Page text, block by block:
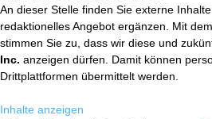
An dieser Stelle finden Sie externe
redaktionelles Angebot ergänzen. Mit
stimmen Sie zu, dass wir diese und
Inc. anzeigen dürfen. Damit können
Drittplattformen übermittelt werden.
Inhalte anzeigen